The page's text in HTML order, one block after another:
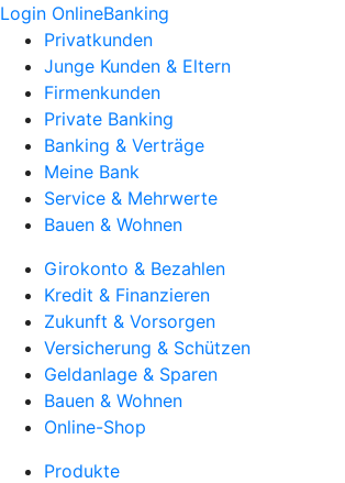
Login OnlineBanking
Privatkunden
Junge Kunden & Eltern
Firmenkunden
Private Banking
Banking & Verträge
Meine Bank
Service & Mehrwerte
Bauen & Wohnen
Girokonto & Bezahlen
Kredit & Finanzieren
Zukunft & Vorsorgen
Versicherung & Schützen
Geldanlage & Sparen
Bauen & Wohnen
Online-Shop
Produkte